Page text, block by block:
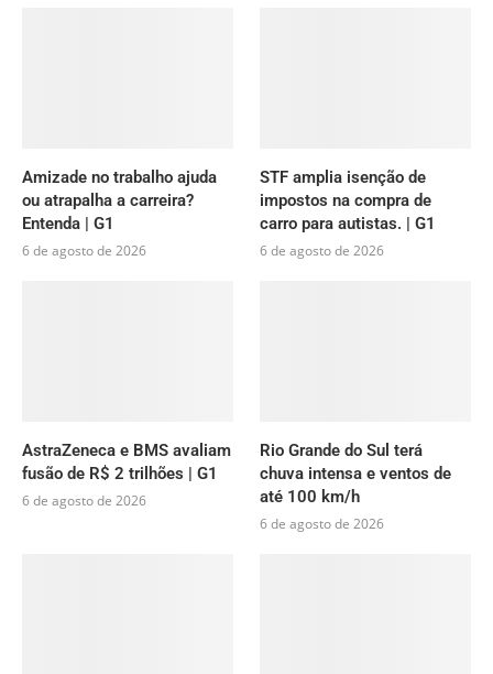
Amizade no trabalho ajuda
ou atrapalha a carreira?
Entenda | G1
6 de agosto de 2026
STF amplia isenção de
impostos na compra de
carro para autistas. | G1
6 de agosto de 2026
AstraZeneca e BMS avaliam
fusão de R$ 2 trilhões | G1
6 de agosto de 2026
Rio Grande do Sul terá
chuva intensa e ventos de
até 100 km/h
6 de agosto de 2026